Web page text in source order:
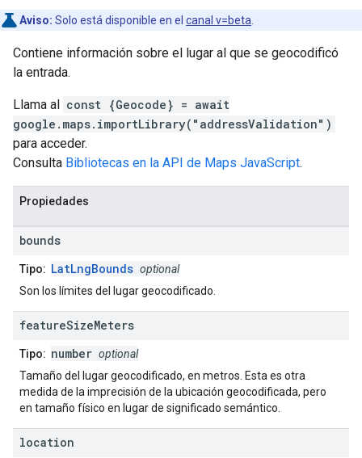
Aviso: Solo está disponible en el canal v=beta
Contiene información sobre el lugar al que se geocodificó
la entrada.
Llama al const {Geocode} = await
google.maps.importLibrary("addressValidation")
para acceder.
Consulta Bibliotecas en la API de Maps JavaScript.
Propiedades
bounds
Tipo: LatLngBounds optional
Son los límites del lugar geocodificado.
featureSizeMeters
Tipo: number optional
Tamaño del lugar geocodificado, en metros. Esta es otra
medida de la imprecisión de la ubicación geocodificada, pero
en tamaño físico en lugar de significado semántico.
location